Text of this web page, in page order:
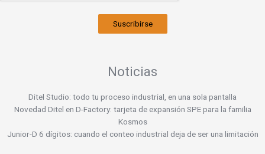
Suscribirse
Noticias
Ditel Studio: todo tu proceso industrial, en una sola pantalla
Novedad Ditel en D-Factory: tarjeta de expansión SPE para la familia
Kosmos
Junior-D 6 dígitos: cuando el conteo industrial deja de ser una limitación